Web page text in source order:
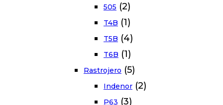
505 (2)
T4B (1)
T5B (4)
T6B (1)
Rastrojero (5)
Indenor (2)
P63 (3)